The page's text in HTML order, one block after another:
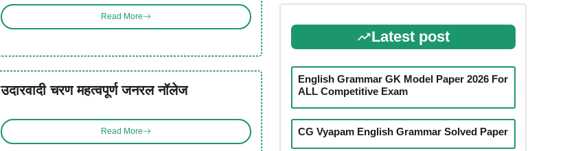
Read More
उदारवादी चरण महत्वपूर्ण जनरल नॉलेज
Read More
Latest post
English Grammar GK Model Paper 2026 For
ALL Competitive Exam
CG Vyapam English Grammar Solved Paper